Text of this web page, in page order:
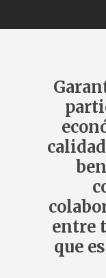
entre
que